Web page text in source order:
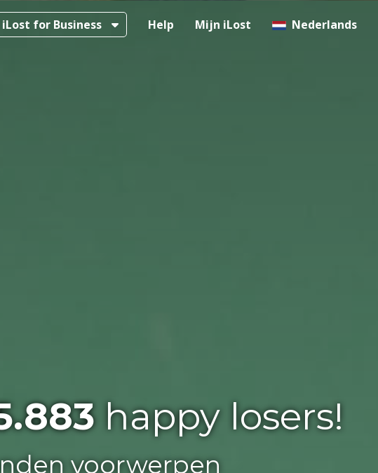
iLost for Business Help Mijn iLost Nederlands
happy losers!
voorwerpen